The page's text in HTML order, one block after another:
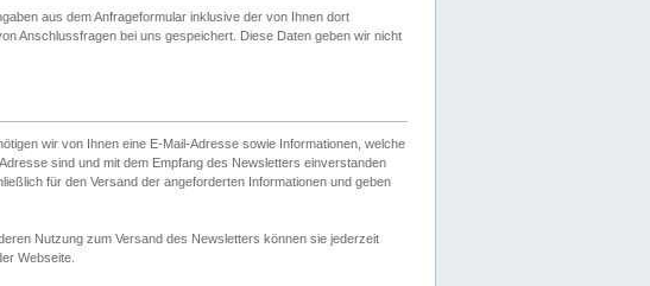
aus dem Anfrageformular inklusive der von Ihnen dort
Anschlussfragen bei uns gespeichert. Diese Daten geben wir nicht
wir von Ihnen eine E-Mail-Adresse sowie Informationen, welche
sind und mit dem Empfang des Newsletters einverstanden
für den Versand der angeforderten Informationen und geben
Nutzung zum Versand des Newsletters können sie jederzeit
Webseite.